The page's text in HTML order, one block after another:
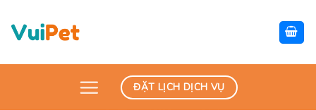
content
ĐẶT LỊCH DỊCH VỤ